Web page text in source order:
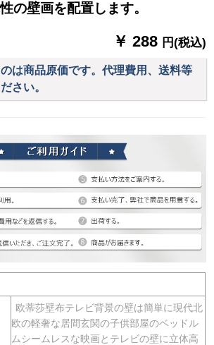
の壁画を配置します。
￥ 288 円(税込)
は商品原価です。代理費用、送料等
さい。
欧蒂莎壁布テレビ背景の壁は簡単に現代北
欧の軽奢な居間玄関の子供部屋のベッドル
ムシームレスな映画とテレビの壁に立体高